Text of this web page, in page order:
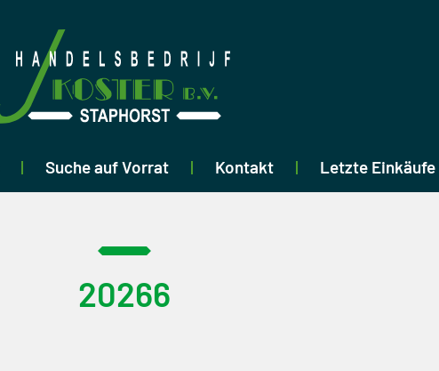
Suche auf Vorrat Kontakt Letzte Einkäufe
20266